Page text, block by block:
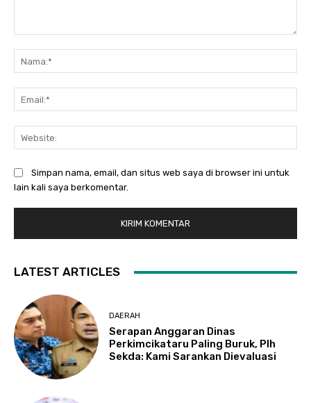
Simpan nama, email, dan situs web saya di browser ini untuk
lain kali saya berkomentar.
LATEST ARTICLES
DAERAH
Serapan Anggaran Dinas
Perkimcikataru Paling Buruk, Plh
Sekda: Kami Sarankan Dievaluasi